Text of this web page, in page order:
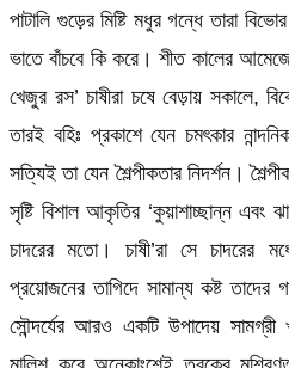
পাটালি গুড়ের মিষ্টি মধুর গন্ধে তারা
ভাতে বাঁচবে কি করে। শীত কালের আমেজে
খেজুর রস’ চাষীরা চষে বেড়ায় সকালে,
তারই বহিঃ প্রকাশে যেন চমৎকার
সত্যিই তা যেন শৈল্পীকতার নিদর্শন।
সৃষ্টি বিশাল আকৃতির ‘কুয়াশাচ্ছান্ন এবং
চাদরের মতো। চাষী’রা সে চাদরের
প্রয়োজনের তাগিদে সামান্য কষ্ট
সৌন্দর্যের আরও একটি উপাদেয় সামগ্রী